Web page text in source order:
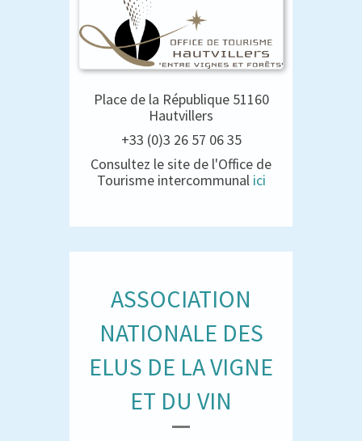
Place de la République 51160
Hautvillers
+33 (0)3 26 57 06 35
Consultez le site de l'Office de
Tourisme intercommunal ici
ASSOCIATION
NATIONALE DES
ELUS DE LA VIGNE
ET DU VIN